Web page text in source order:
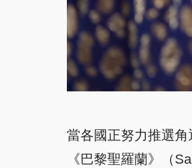
當各國正努力推選
《巴黎聖羅蘭》（